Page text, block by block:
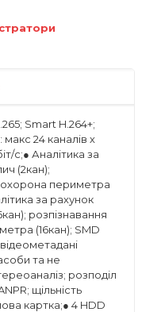
Smart H.264+;
24 каналів х
с;● Аналітика за
(2кан);
охорона периметра
за рахунок
розпізнавання
(16кан); SMD
та не
розподіл
щільність
картка;● 4 HDD